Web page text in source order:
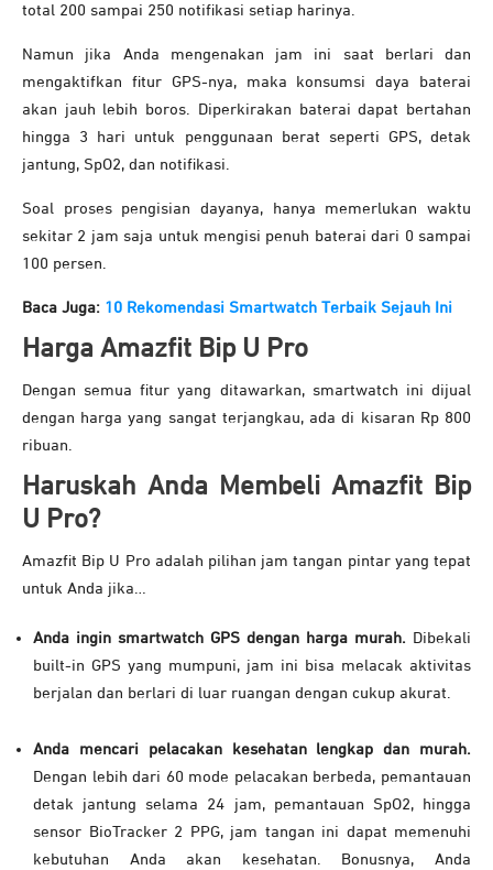
total 200 sampai 250 notifikasi setiap harinya.
Namun jika Anda mengenakan jam ini saat berlari dan
mengaktifkan fitur GPS-nya, maka konsumsi daya baterai
akan jauh lebih boros. Diperkirakan baterai dapat bertahan
hingga 3 hari untuk penggunaan berat seperti GPS, detak
jantung, SpO2, dan notifikasi.
Soal proses pengisian dayanya, hanya memerlukan waktu
sekitar 2 jam saja untuk mengisi penuh baterai dari 0 sampai
100 persen.
Baca Juga: 10 Rekomendasi Smartwatch Terbaik Sejauh Ini
Harga Amazfit Bip U Pro
Dengan semua fitur yang ditawarkan, smartwatch ini dijual
dengan harga yang sangat terjangkau, ada di kisaran Rp 800
ribuan.
Haruskah Anda Membeli Amazfit Bip
U Pro?
Amazfit Bip U Pro adalah pilihan jam tangan pintar yang tepat
untuk Anda jika…
Anda ingin smartwatch GPS dengan harga murah. Dibekali
built-in GPS yang mumpuni, jam ini bisa melacak aktivitas
berjalan dan berlari di luar ruangan dengan cukup akurat.
Anda mencari pelacakan kesehatan lengkap dan murah.
Dengan lebih dari 60 mode pelacakan berbeda, pemantauan
detak jantung selama 24 jam, pemantauan SpO2, hingga
sensor BioTracker 2 PPG, jam tangan ini dapat memenuhi
kebutuhan Anda akan kesehatan. Bonusnya, Anda